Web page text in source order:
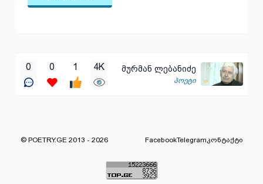
0 0 1 4K მურმან ლებანიძე
პოეტი
© POETRY.GE 2013 - 2026 FacebookTelegramკონტაქტი